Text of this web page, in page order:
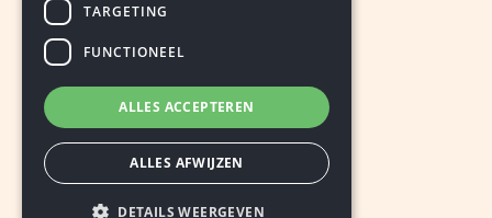
TARGETING
FUNCTIONEEL
ALLES ACCEPTEREN
ALLES AFWIJZEN
DETAILS WEERGEVEN